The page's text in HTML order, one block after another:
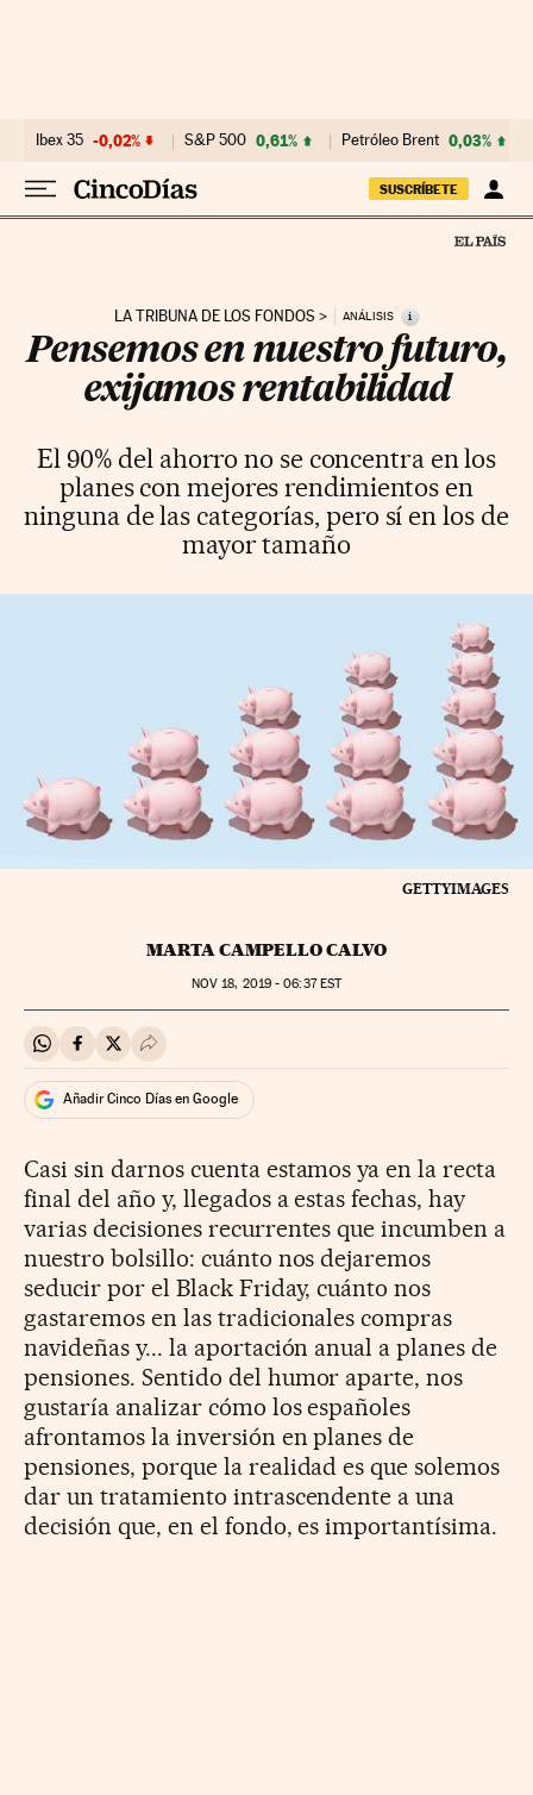
Ibex 35 -0,02% S&P 500 0,61% Petróleo Brent 0,03%
SUSCRÍBETE
LA TRIBUNA DE LOS FONDOS ANÁLISIS i
Pensemos en nuestro futuro,
exijamos rentabilidad
El 90% del ahorro no se concentra en los
planes con mejores rendimientos en
ninguna de las categorías, pero sí en los de
mayor tamaño
GETTYIMAGES
MARTA CAMPELLO CALVO
NOV 18, 2019 - 06:37EST
Compartir en Whatsapp
Compartir en Facebook
Compartir en Twitter
Desplegar Redes Sociales
Añadir Cinco Días en Google
Casi sin darnos cuenta estamos ya en la recta
final del año y, llegados a estas fechas, hay
varias decisiones recurrentes que incumben a
nuestro bolsillo: cuánto nos dejaremos
seducir por el Black Friday, cuánto nos
gastaremos en las tradicionales compras
navideñas y... la aportación anual a planes de
pensiones. Sentido del humor aparte, nos
gustaría analizar cómo los españoles
afrontamos la inversión en planes de
pensiones, porque la realidad es que solemos
dar un tratamiento intrascendente a una
decisión que, en el fondo, es importantísima.